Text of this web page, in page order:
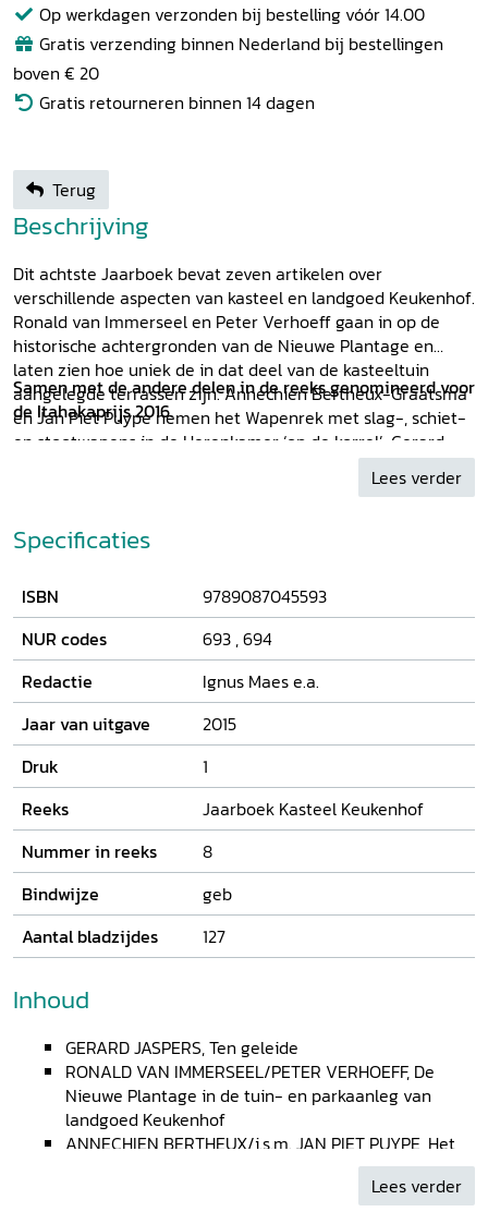
Op werkdagen verzonden bij bestelling vóór 14.00
Gratis verzending binnen Nederland bij bestellingen
boven € 20
Gratis retourneren binnen 14 dagen
Terug
Beschrijving
Dit achtste Jaarboek bevat zeven artikelen over
verschillende aspecten van kasteel en landgoed Keukenhof.
Ronald van Immerseel en Peter Verhoeff gaan in op de
historische achtergronden van de Nieuwe Plantage en
laten zien hoe uniek de in dat deel van de kasteeltuin
aangelegde terrassen zijn. Annechien Bertheux-Graatsma
en Jan Piet Puype nemen het Wapenrek met slag-, schiet-
en stootwapens in de Herenkamer ‘op de korrel’. Gerard
Jaspers beschrijft een niet meer aanwezig zesdelig
kamerscherm uit de tijd van Lodewijk XV met afbeeldingen
hand gaat de aandacht uit naar de in de
Keukenhofbibliotheek aanwezige roofdruk uit Lucca van de
beroemde Encyclopédie van Diderot en D’Alembert. Tot slot
beschrijft Leo Wevers de schouwen en vertelt Maria van
Vlijmen ons meer over de haarden van het kasteel
Keukenhof.
Samen met de andere delen in de reeks genomineerd voor
de Itahakaprijs 2016.
Lees verder
Specificaties
ISBN
9789087045593
NUR codes
693 ,694
Redactie
Ignus Maes e.a.
Jaar van uitgave
2015
Druk
1
Reeks
Jaarboek Kasteel Keukenhof
Nummer in reeks
8
Bindwijze
geb
Aantal bladzijdes
127
Inhoud
GERARD JASPERS, Ten geleide
RONALD VAN IMMERSEEL/PETER VERHOEFF, De
Nieuwe Plantage in de tuin- en parkaanleg van
landgoed Keukenhof
ANNECHIEN BERTHEUX/i.s.m. JAN PIET PUYPE, Het
wapenrek in de Herenkamer van kasteel Keukenhof
GERARD JASPERS, Een bijzonder kamerscherm uit
Lees verder